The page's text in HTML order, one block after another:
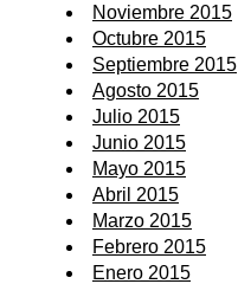
Noviembre 2015
Octubre 2015
Septiembre 2015
Agosto 2015
Julio 2015
Junio 2015
Mayo 2015
Abril 2015
Marzo 2015
Febrero 2015
Enero 2015